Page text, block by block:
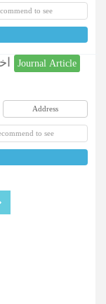
to see
Journal Article
Address
to see